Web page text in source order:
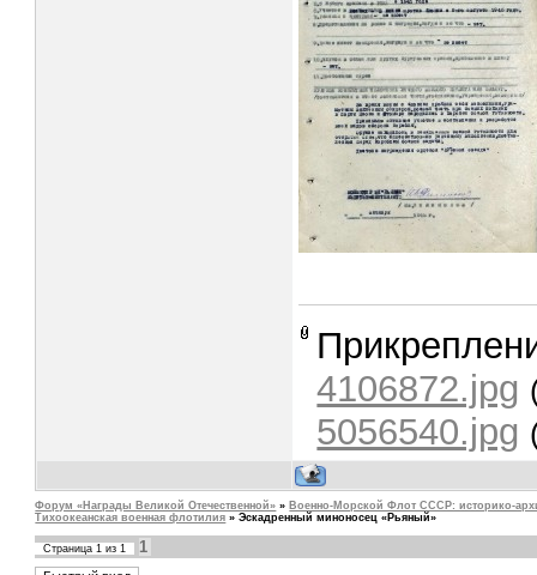
4106872.jpg
5056540.jpg
Форум «Награды Великой Отечественной» » Военно-Mорской Флот СССР: историко-
Тихоокеанская военная флотилия » Эскадренный миноносец «Рьяный»
Страница1 из1 1